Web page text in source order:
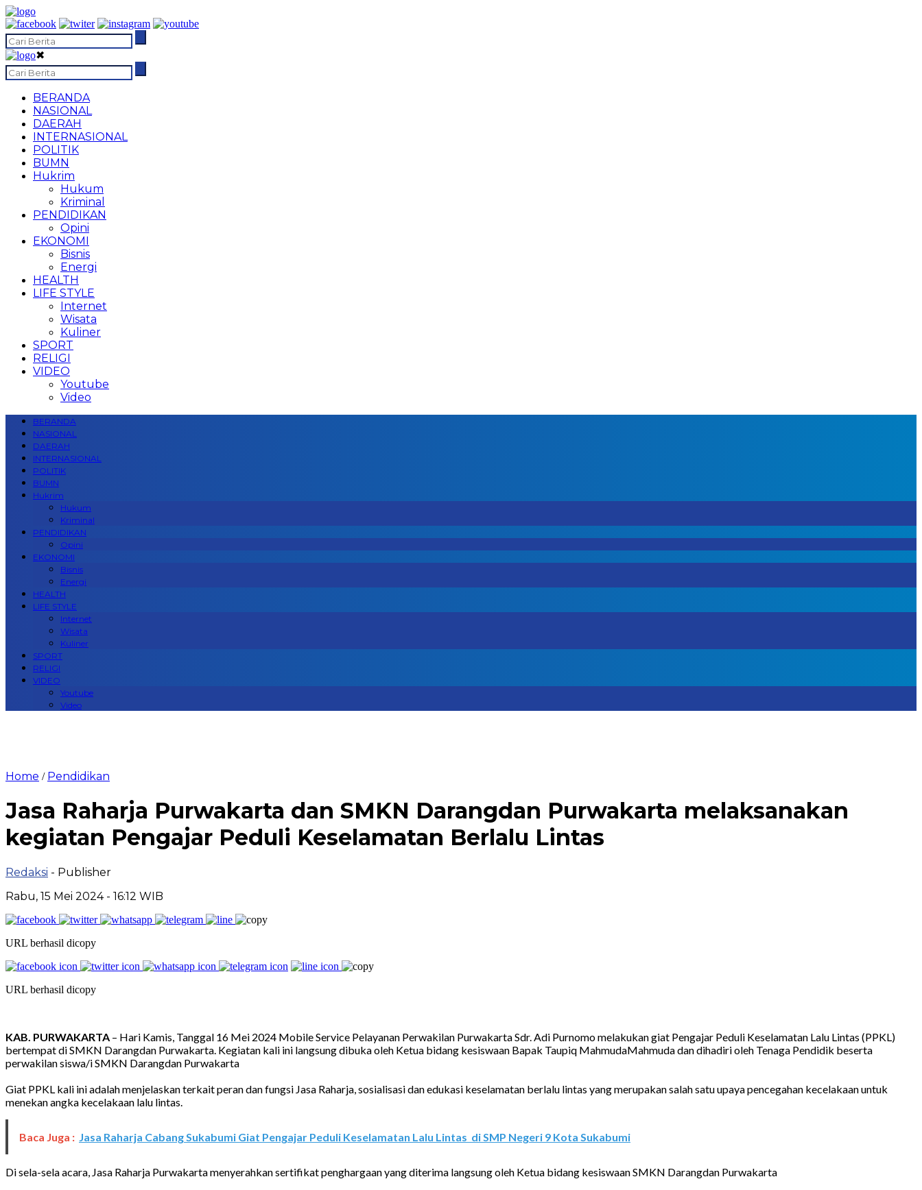
✖
BERANDA
NASIONAL
DAERAH
INTERNASIONAL
POLITIK
BUMN
Hukrim
Hukum
Kriminal
PENDIDIKAN
Opini
EKONOMI
Bisnis
Energi
HEALTH
LIFE STYLE
Internet
Wisata
Kuliner
SPORT
RELIGI
VIDEO
Youtube
Video
BERANDA
NASIONAL
DAERAH
INTERNASIONAL
POLITIK
BUMN
Hukrim
Hukum
Kriminal
PENDIDIKAN
Opini
EKONOMI
Bisnis
Energi
HEALTH
LIFE STYLE
Internet
Wisata
Kuliner
SPORT
RELIGI
VIDEO
Youtube
Video
Home / Pendidikan
Jasa Raharja Purwakarta dan SMKN Darangdan Purwakarta melaksanakan
kegiatan Pengajar Peduli Keselamatan Berlalu Lintas
Redaksi - Publisher
Rabu, 15 Mei 2024 - 16:12 WIB
URL berhasil dicopy
URL berhasil dicopy
KAB. PURWAKARTA – Hari Kamis, Tanggal 16 Mei 2024 Mobile Service Pelayanan Perwakilan PurwakartaSdr. Adi Purnomo melakukan giat Pengajar Peduli Keselamatan Lalu Lintas (PPKL)
bertempat di SMKN Darangdan Purwakarta. Kegiatan kali ini langsung dibuka oleh Ketua bidang kesiswaan Bapak Taupiq MahmudaMahmuda dan dihadiri oleh Tenaga Pendidik beserta
perwakilan siswa/i SMKN Darangdan Purwakarta
Giat PPKL kali ini adalah menjelaskan terkait peran dan fungsi Jasa Raharja, sosialisasi dan edukasi keselamatan berlalu lintas yang merupakan salah satu upaya pencegahan kecelakaan untuk
menekan angka kecelakaan lalu lintas.
Baca Juga : Jasa Raharja Cabang Sukabumi Giat Pengajar Peduli Keselamatan Lalu Lintas di SMP Negeri 9 Kota Sukabumi
Di sela-sela acara, Jasa Raharja Purwakarta menyerahkan sertifikat penghargaan yang diterima langsung oleh Ketua bidang kesiswaan SMKN Darangdan Purwakarta